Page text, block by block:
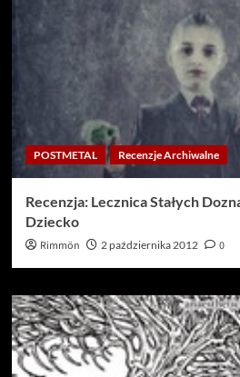
POSTMETAL Recenzje Archiwalne
Recenzja: Lecznica Stałych
Dziecko
Rimmön 2 października 2012 0